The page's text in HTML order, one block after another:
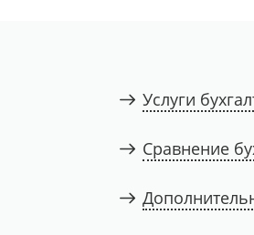
Услуги
Сравнение